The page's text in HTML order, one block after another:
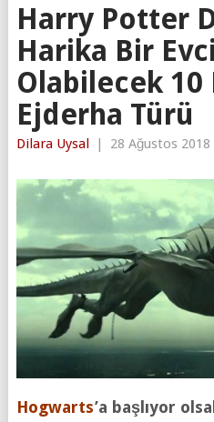
Harry Potter
Harika Bir
Olabilecek 10
Ejderha Türü
Dilara Uysal | 28 Ağustos 2018
Hogwarts’a başlıyor